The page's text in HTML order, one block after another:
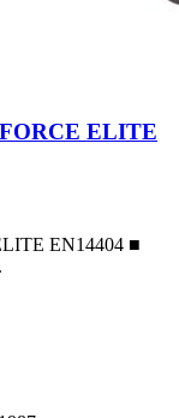
ELITE
EN14404 ■